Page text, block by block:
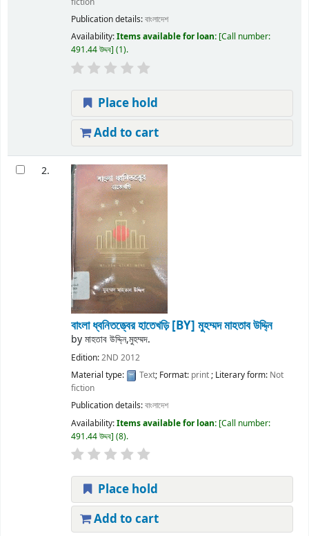
Publication details:বাংলাদেশ
Availability:Items available for loan: Call number:
491.44 উদ্দব (1).
Place hold
Add to cart
2.
বাংলা ধ্বনিতত্ত্বের হাতেখড়ি[BY] মুহম্মদ মাহতাব উদ্দি্ন
byমাহতাব উদ্দি্ন,মুহম্মদ.
Edition:2ND 2012
Material type:
Text; Format: print; Literary form: Not
fiction
Publication details:বাংলাদেশ
Availability:Items available for loan: Call number:
491.44 উদ্দব (8).
Place hold
Add to cart